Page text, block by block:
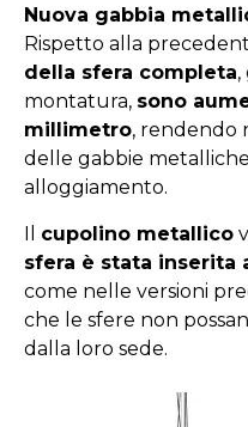
Nuova gabbia
Rispetto alla
della sfera completa,
montatura, sono
millimetro, rendendo
delle gabbie
alloggiamento.
Il cupolino metallico
sfera è stata inserita
come nelle versioni
che le sfere non
dalla loro sede.